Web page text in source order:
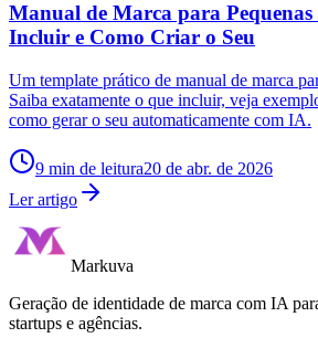
Manual de Marca para Pequenas
Incluir e Como Criar o Seu
Um template prático de manual de marca
Saiba exatamente o que incluir, veja
como gerar o seu automaticamente com IA.
9 min de leitura20 de abr. de 2026
Ler artigo
Markuva
Geração de identidade de marca com IA
startups e agências.